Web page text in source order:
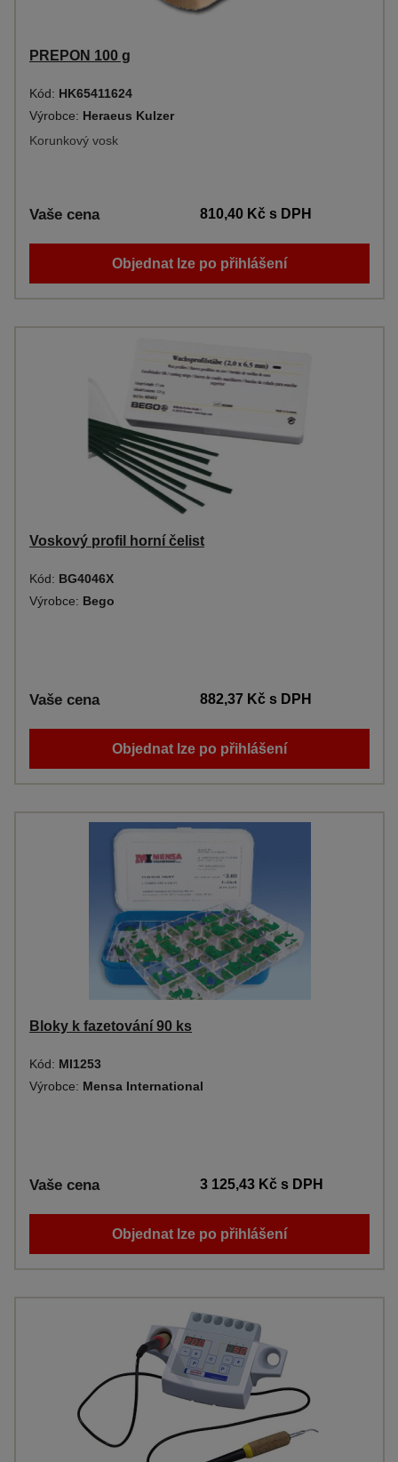
PREPON 100 g
Kód: HK65411624
Výrobce: Heraeus Kulzer
Korunkový vosk
Vaše cena 810,40 Kčs DPH
Objednat lze po přihlášení
Voskový profil horní čelist
Kód: BG4046X
Výrobce: Bego
Vaše cena 882,37 Kčs DPH
Objednat lze po přihlášení
Bloky k fazetování 90 ks
Kód: MI1253
Výrobce: Mensa International
Vaše cena 3 125,43 Kčs DPH
Objednat lze po přihlášení